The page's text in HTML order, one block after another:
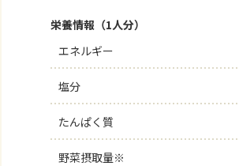
栄養情報（1人分）
エネルギー
塩分
たんぱく質
野菜摂取量※